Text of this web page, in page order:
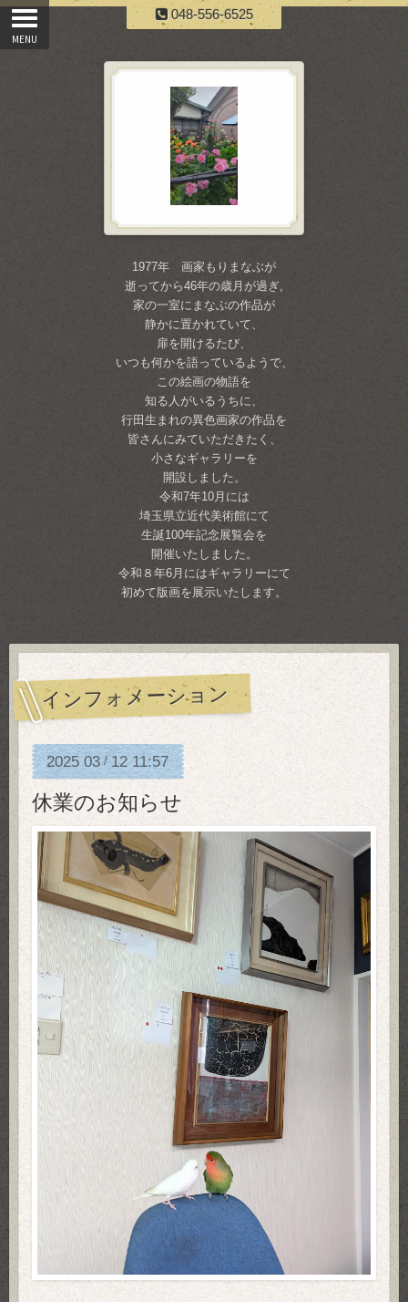
048-556-6525
1977年 画家もりまなぶが
逝ってから46年の歳月が過ぎ,
家の一室にまなぶの作品が
静かに置かれていて、
扉を開けるたび、
いつも何かを語っているようで、
この絵画の物語を
知る人がいるうちに、
行田生まれの異色画家の作品を
皆さんにみていただきたく、
小さなギャラリーを
開設しました。
令和7年10月には
埼玉県立近代美術館にて
生誕100年記念展覧会を
開催いたしました。
令和８年6月にはギャラリーにて
初めて版画を展示いたします。
インフォメーション
2025 03/12 11:57
休業のお知らせ